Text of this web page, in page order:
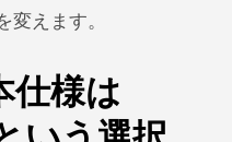
えます。
仕様は